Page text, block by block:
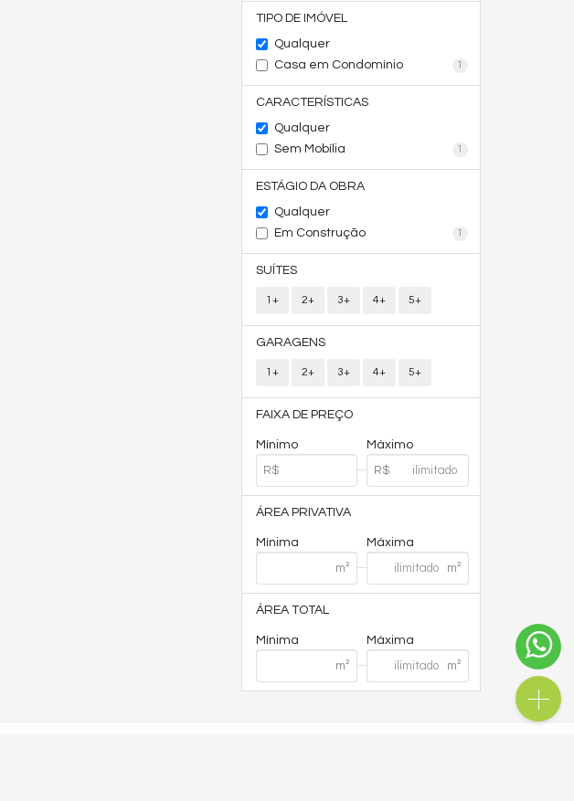
TIPO DE IMÓVEL
Qualquer
Casa em Condomínio
1
CARACTERÍSTICAS
Qualquer
Sem Mobília
1
ESTÁGIO DA OBRA
Qualquer
Em Construção
1
SUÍTES
1+ 2+ 3+ 4+ 5+
GARAGENS
1+ 2+ 3+ 4+ 5+
FAIXA DE PREÇO
Mínimo Máximo
ÁREA PRIVATIVA
Mínima Máxima
ÁREA TOTAL
Mínima Máxima